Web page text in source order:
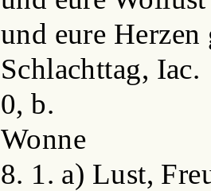
und eure
Schlachttag, Iac.
0, b.
Wonne
8. 1. a) Lust,